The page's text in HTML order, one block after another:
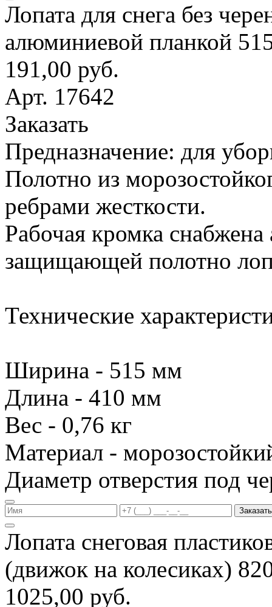
Лопата для снега без
алюминиевой планкой
191,00 руб.
Арт. 17642
Заказать
Предназначение: для
Полотно из
ребрами жесткости.
Рабочая кромка
защищающей полотно
Технические
Ширина - 515 мм
Длина - 410 мм
Вес - 0,76 кг
Материал -
Диаметр отверстия под
Заказать
Лопата снеговая
(движок на колесиках)
1025,00 руб.